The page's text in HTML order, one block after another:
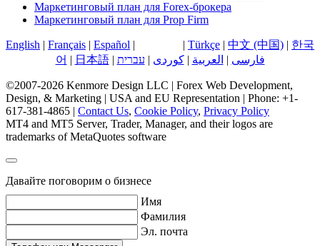
Маркетинговый план для Forex-брокера
Маркетинговый план для Prop Firm
English | Français | Español | | Türkçe | 中文 (中国) | 한국
어 | 日本語| עברית | کوردی| العربية | فارسی
©2007-2026 Kenmore Design LLC | Forex Web Development,
Design, & Marketing | USA and EU Representation | Phone: +1-
617-381-4865 | Contact Us, Cookie Policy, Privacy Policy
MT4 and MT5 Server, Trader, Manager, and their logos are
trademarks of MetaQuotes software
Давайте поговорим о бизнесе
Имя
Фамилия
Эл. почта